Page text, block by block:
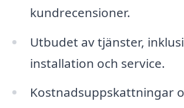
kundrecensioner.
Utbudet av tjänster,
installation och service.
Kostnadsuppskattningar